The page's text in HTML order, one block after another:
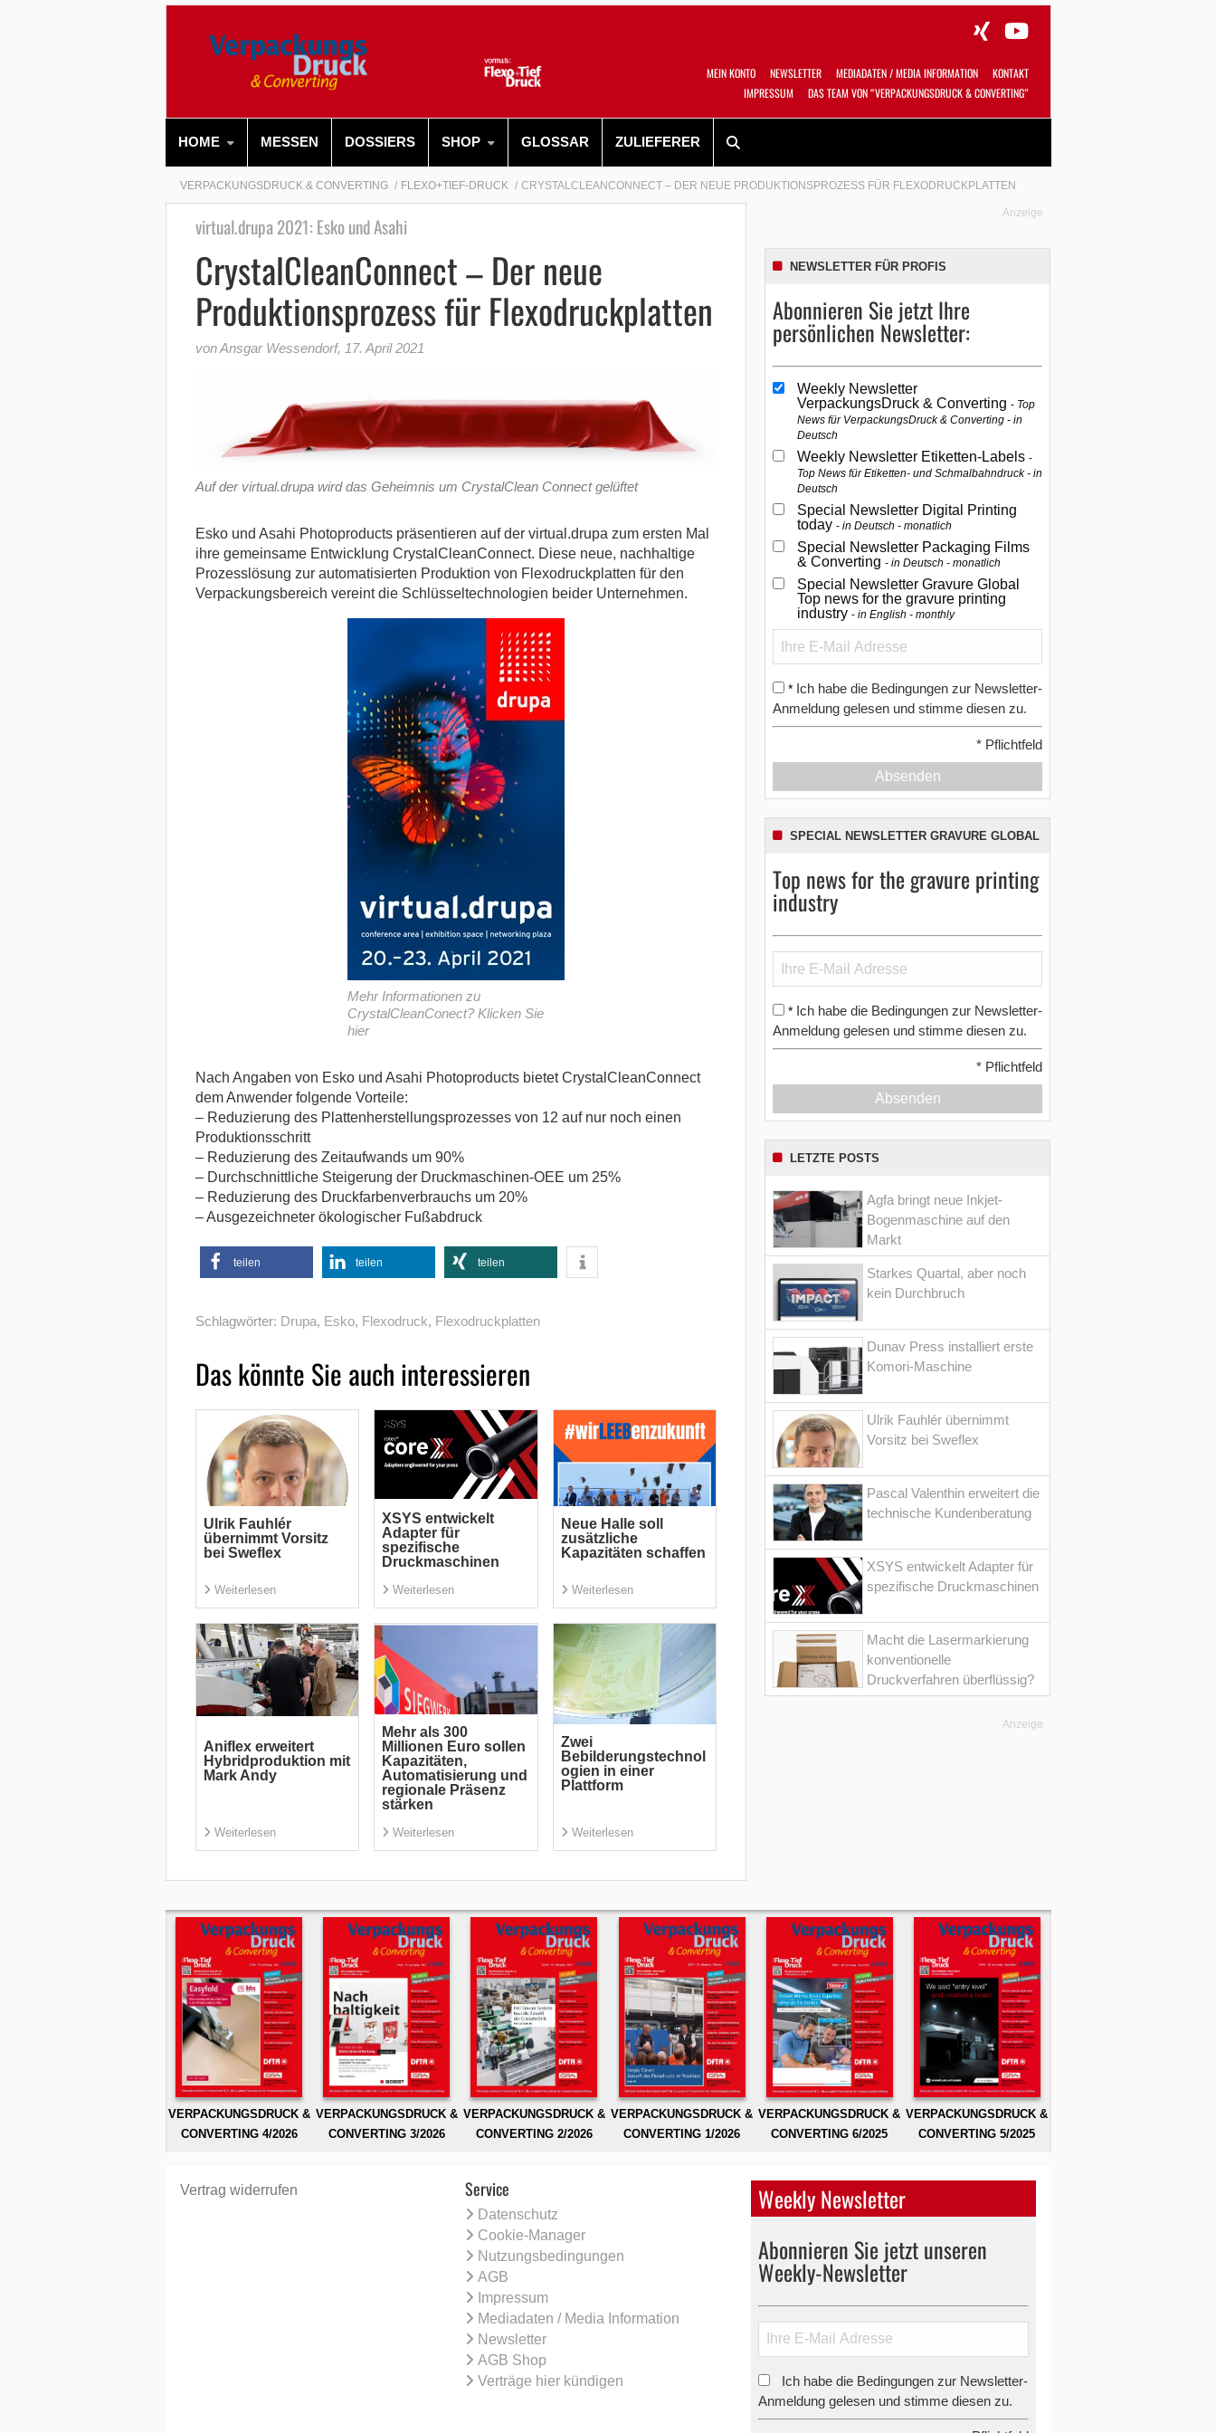
MEIN KONTO NEWSLETTER MEDIADATEN / MEDIA INFORMATION
KONTAKT
IMPRESSUM
DAS TEAM VON “VERPACKUNGSDRUCK & CONVERTING”
HOME MESSEN DOSSIERS SHOP GLOSSAR ZULIEFERER
VERPACKUNGSDRUCK & CONVERTING FLEXO+TIEF-DRUCK CRYSTALCLEANCONNECT – DER NEUE PRODUKTIONSPROZESS FÜR FLEXODRUCKPLATTEN
virtual.drupa 2021: Esko und Asahi
CrystalCleanConnect – Der neue
Produktionsprozess für Flexodruckplatten
von Ansgar Wessendorf, 17. April 2021
Auf der virtual.drupa wird das Geheimnis um CrystalClean Connect gelüftet
Esko und Asahi Photoproducts präsentieren auf der virtual.drupa zum ersten Mal
ihre gemeinsame Entwicklung CrystalCleanConnect. Diese neue, nachhaltige
Prozesslösung zur automatisierten Produktion von Flexodruckplatten für den
Verpackungsbereich vereint die Schlüsseltechnologien beider Unternehmen.
Mehr Informationen zu
CrystalCleanConect? Klicken Sie
hier
Nach Angaben von Esko und Asahi Photoproducts bietet CrystalCleanConnect
dem Anwender folgende Vorteile:
– Reduzierung des Plattenherstellungsprozesses von 12 auf nur noch einen
Produktionsschritt
– Reduzierung des Zeitaufwands um 90%
– Durchschnittliche Steigerung der Druckmaschinen-OEE um 25%
– Reduzierung des Druckfarbenverbrauchs um 20%
– Ausgezeichneter ökologischer Fußabdruck
teilen teilen teilen
Schlagwörter: Drupa, Esko, Flexodruck, Flexodruckplatten
Das könnte Sie auch interessieren
Ulrik Fauhlér
übernimmt Vorsitz
bei Sweflex
Weiterlesen
XSYS entwickelt
Adapter für
spezifische
Druckmaschinen
Weiterlesen
Neue Halle soll
zusätzliche
Kapazitäten schaffen
Weiterlesen
Aniflex erweitert
Hybridproduktion mit
Mark Andy
Weiterlesen
Mehr als 300
Millionen Euro sollen
Kapazitäten,
Automatisierung und
regionale Präsenz
stärken
Weiterlesen
Zwei
Bebilderungstechnol
ogien in einer
Plattform
Weiterlesen
Anzeige
NEWSLETTER FÜR PROFIS
Abonnieren Sie jetzt Ihre
persönlichen Newsletter:
Weekly Newsletter
VerpackungsDruck & Converting Top
News für VerpackungsDruck & Converting - in
Deutsch
Weekly Newsletter Etiketten-Labels
Top News für Etiketten- und Schmalbahndruck - in
Deutsch
Special Newsletter Digital Printing
today in Deutsch - monatlich
Special Newsletter Packaging Films
& Converting in Deutsch - monatlich
Special Newsletter Gravure Global
Top news for the gravure printing
industry in English - monthly
* Ich habe die Bedingungen zur Newsletter-
Anmeldung gelesen und stimme diesen zu.
* Pflichtfeld
Absenden
SPECIAL NEWSLETTER GRAVURE GLOBAL
Top news for the gravure printing
industry
* Ich habe die Bedingungen zur Newsletter-
Anmeldung gelesen und stimme diesen zu.
* Pflichtfeld
Absenden
LETZTE POSTS
Agfa bringt neue Inkjet-
Bogenmaschine auf den
Markt
Starkes Quartal, aber noch
kein Durchbruch
Dunav Press installiert erste
Komori-Maschine
Ulrik Fauhlér übernimmt
Vorsitz bei Sweflex
Pascal Valenthin erweitert die
technische Kundenberatung
XSYS entwickelt Adapter für
spezifische Druckmaschinen
Macht die Lasermarkierung
konventionelle
Druckverfahren überflüssig?
Anzeige
VERPACKUNGSDRUCK &
CONVERTING 4/2026
VERPACKUNGSDRUCK &
CONVERTING 3/2026
VERPACKUNGSDRUCK &
CONVERTING 2/2026
VERPACKUNGSDRUCK &
CONVERTING 1/2026
VERPACKUNGSDRUCK &
CONVERTING 6/2025
VERPACKUNGSDRUCK &
CONVERTING 5/2025
Vertrag widerrufen Service
Datenschutz
Cookie-Manager
Nutzungsbedingungen
AGB
Impressum
Mediadaten / Media Information
Newsletter
AGB Shop
Verträge hier kündigen
Weekly Newsletter
Abonnieren Sie jetzt unseren
Weekly-Newsletter
Ich habe die Bedingungen zur Newsletter-
Anmeldung gelesen und stimme diesen zu.